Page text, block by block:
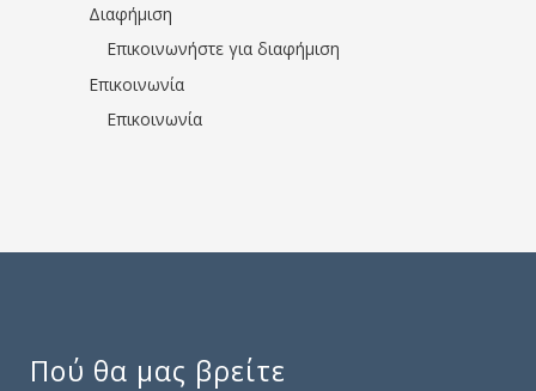
Διαφήμιση
Επικοινωνήστε για διαφήμιση
Επικοινωνία
Επικοινωνία
Πού θα μας βρείτε